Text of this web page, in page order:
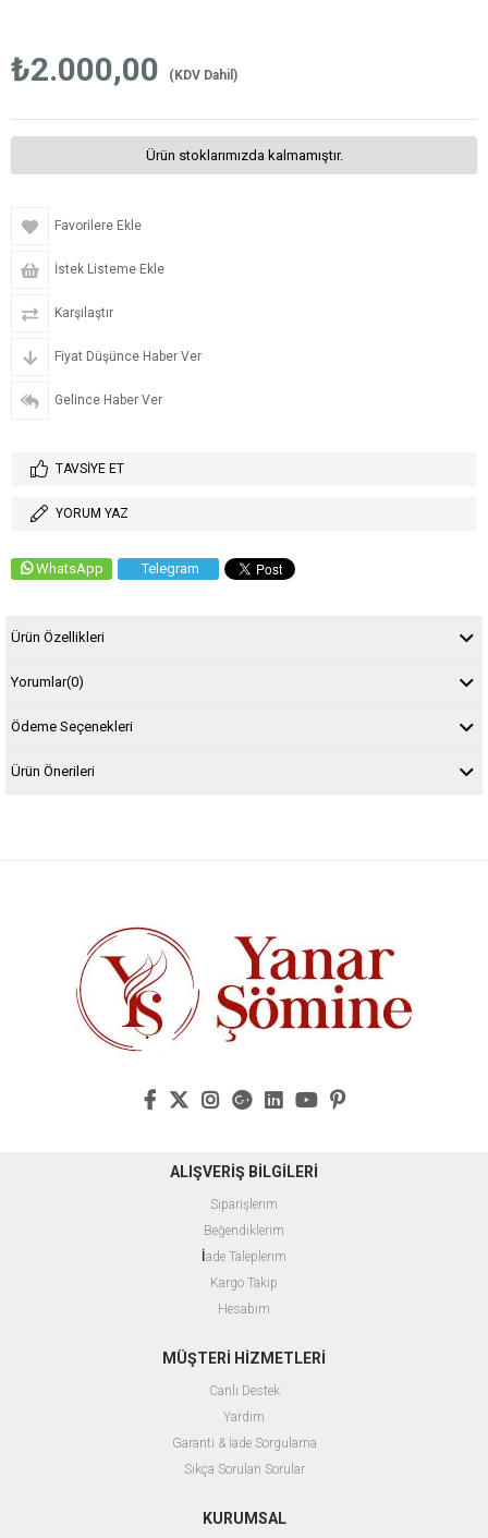
₺2.000,00 (KDV Dahil)
Ürün stoklarımızda kalmamıştır.
Favorilere Ekle
İstek Listeme Ekle
Karşılaştır
Fiyat Düşünce Haber Ver
Gelince Haber Ver
TAVSIYE ET
YORUM YAZ
WhatsApp Telegram
Ürün Özellikleri
Yorumlar(0)
Ödeme Seçenekleri
Ürün Önerileri
ALIŞVERİŞ BİLGİLERİ
Siparişlerim
Beğendiklerim
İade Taleplerim
Kargo Takip
Hesabım
MÜŞTERİ HİZMETLERİ
Canlı Destek
Yardım
Garanti & İade Sorgulama
Sıkça Sorulan Sorular
KURUMSAL